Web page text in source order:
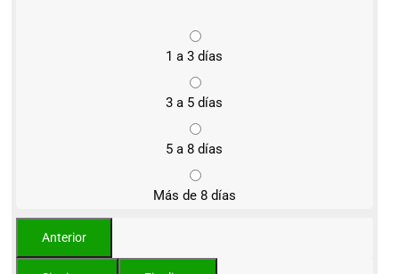
1 a 3 días
3 a 5 días
5 a 8 días
Más de 8 días